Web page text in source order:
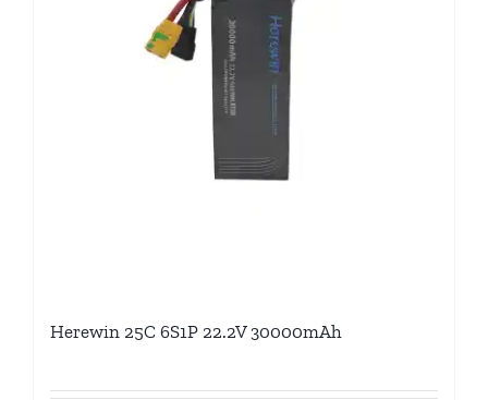
Herewin 25C 6S1P 22.2V 30000mAh